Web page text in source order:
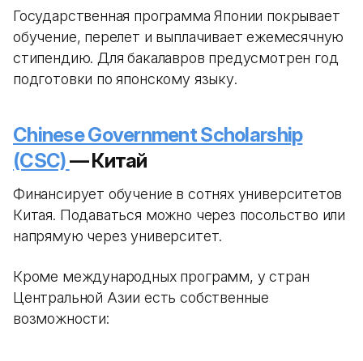
Государственная программа Японии покрывает
обучение, перелет и выплачивает ежемесячную
стипендию. Для бакалавров предусмотрен год
подготовки по японскому языку.
Chinese Government Scholarship
(CSC)— Китай
Финансирует обучение в сотнях университетов
Китая. Подаваться можно через посольство или
напрямую через университет.
Кроме международных программ, у стран
Центральной Азии есть собственные
возможности: